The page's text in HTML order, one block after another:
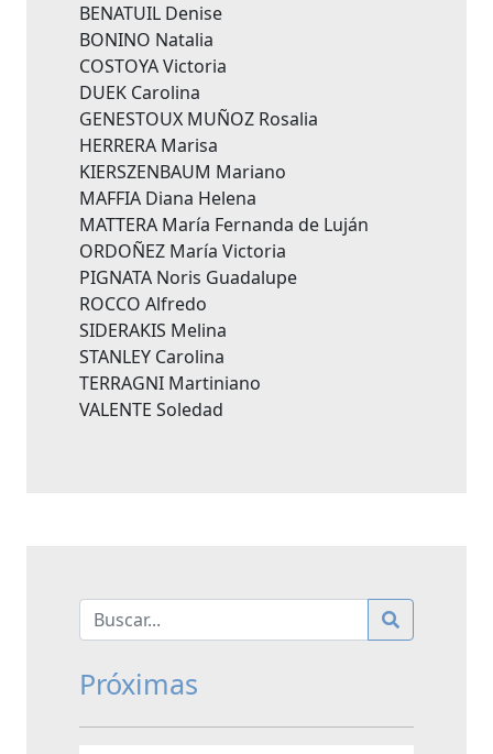
BENATUIL Denise
BONINO Natalia
COSTOYA Victoria
DUEK Carolina
GENESTOUX MUÑOZ Rosalia
HERRERA Marisa
KIERSZENBAUM Mariano
MAFFIA Diana Helena
MATTERA María Fernanda de Luján
ORDOÑEZ María Victoria
PIGNATA Noris Guadalupe
ROCCO Alfredo
SIDERAKIS Melina
STANLEY Carolina
TERRAGNI Martiniano
VALENTE Soledad
Próximas